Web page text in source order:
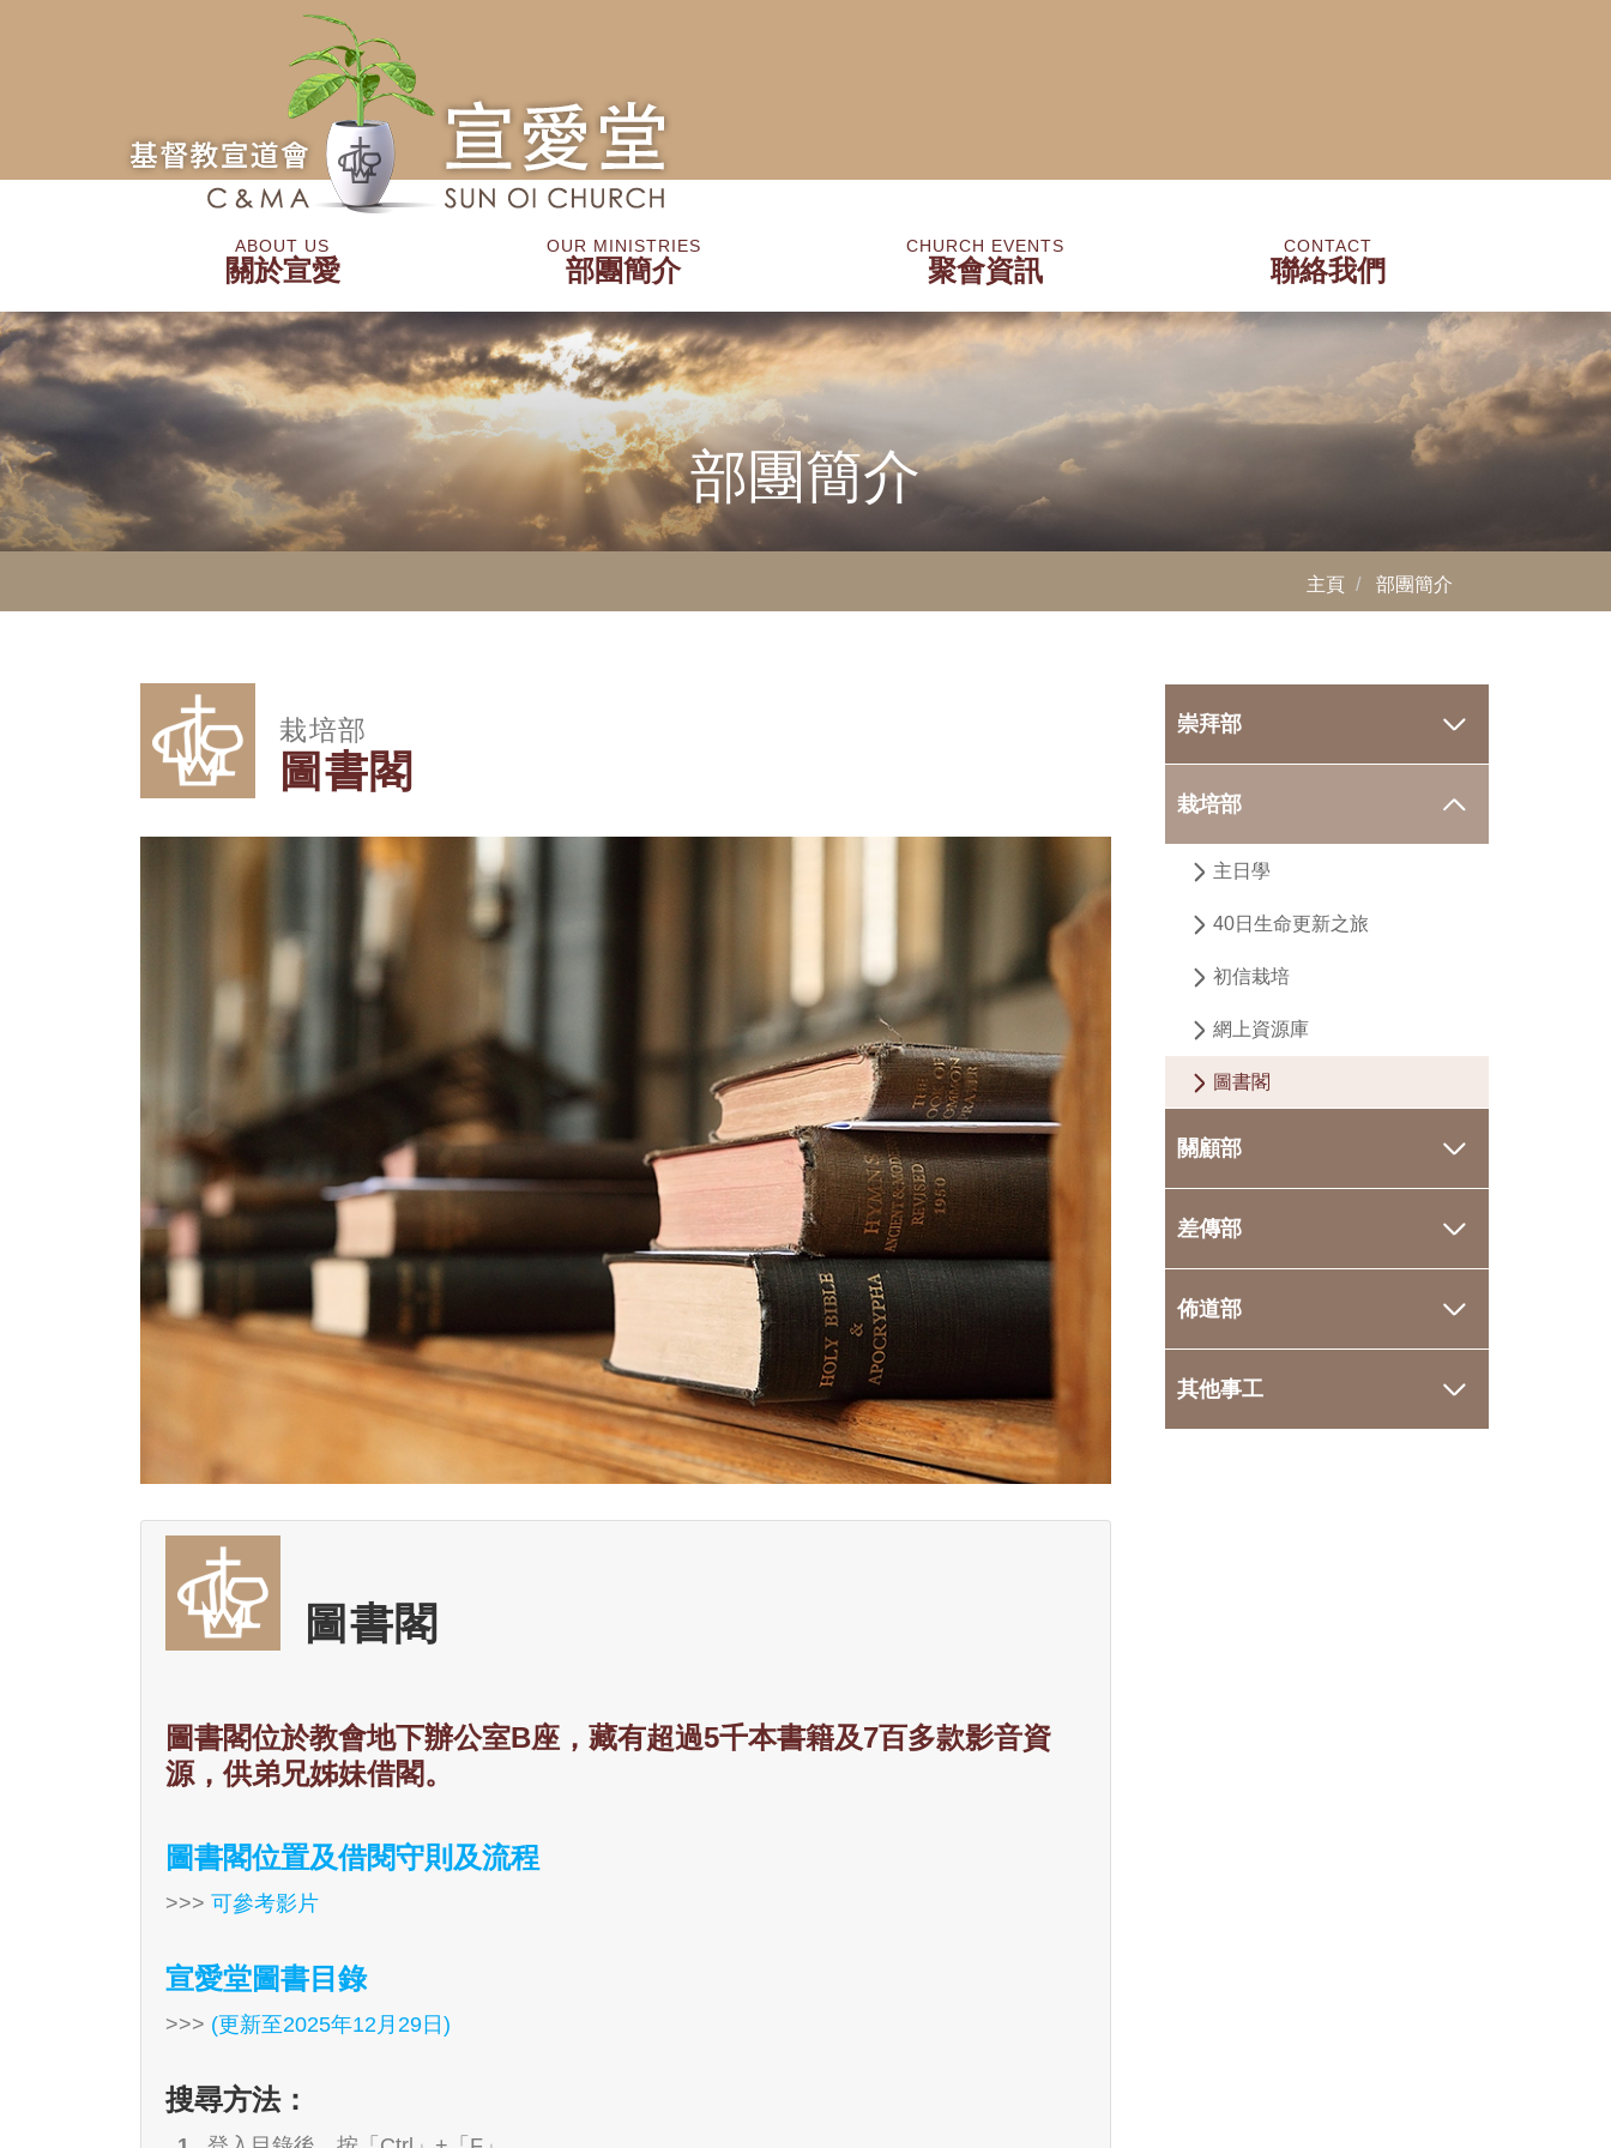
會
宣
關於宣愛
ABOUT US
認識宣愛
信仰立場
同工團隊
部團簡介
OUR MINISTRIES
培育團
事工部
其他 植堂
圖書閣
網上資源
聚會資訊
CHURCH EVENTS
聚會時間
最新活動/消息
崇拜資訊
祈禱事項
祈禱會
聯絡我們
CONTACT
部團簡介
主頁 部團簡介
崇拜部
栽培部
主日學
40日生命更新之旅
初信栽培
網上資源庫
圖書閣
關顧部
差傳部
佈道部
其他事工
栽培部
圖書閣
圖書閣
圖書閣位於教會地下辦公室B座，藏有超過5千本書籍及7百多款影音資
源，供弟兄姊妹借閣。
圖書閣位置及借閱守則及流程
>>> 可參考影片
宣愛堂圖書目錄
>>> (更新至2025年12月29日)
搜尋方法：